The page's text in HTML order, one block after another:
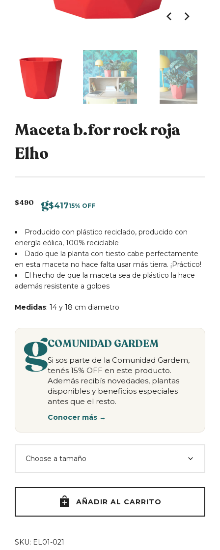
Maceta b.for rock roja
Elho
$490 $41715% OFF
Producido con plástico reciclado, producido con
energía eólica, 100% reciclable
Dado que la planta con tiesto cabe perfectamente
en esta maceta no hace falta usar más tierra. ¡Práctico!
El hecho de que la maceta sea de plástico la hace
además resistente a golpes
Medidas: 14 y 18 cm diametro
COMUNIDAD GARDEM
Si sos parte de la Comunidad Gardem,
tenés 15% OFF en este producto.
Además recibís novedades, plantas
disponibles y beneficios especiales
antes que el resto.
Conocer más →
AÑADIR AL CARRITO
SKU: EL01-021